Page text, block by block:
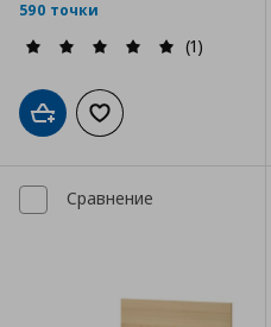
590 точки
(1)
Добави в кошницата
Добави към списъка
Сравнение